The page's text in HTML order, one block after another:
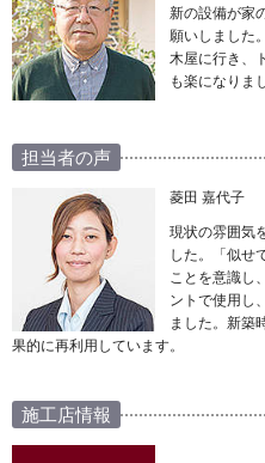
新の設備が家
願いしました
木屋に行き、
も楽になりま
担当者の声
菱田 嘉代子
現状の雰囲気
した。「似せ
ことを意識し
ントで使用し
ました。新築
果的に再利用しています。
施工店情報